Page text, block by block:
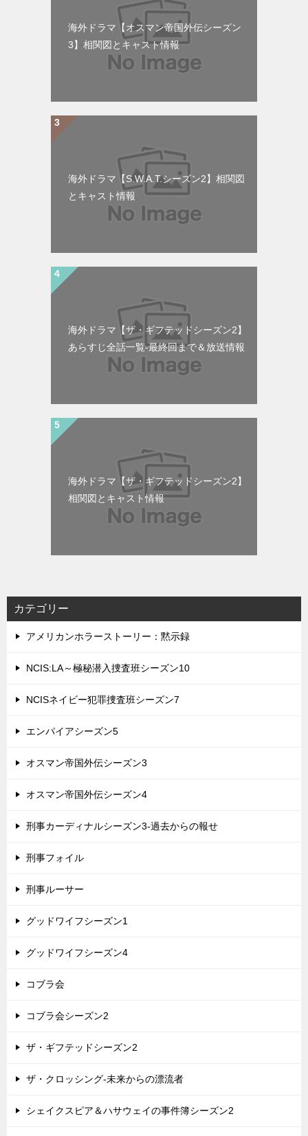
海外ドラマ【オスマン帝国外伝シーズン
3】相関図とキャスト情報
海外ドラマ【S.W.A.T.シーズン2】相関図
とキャスト情報
海外ドラマ【ザ・ギフテッドシーズン2】
あらすじ全話一覧-最終回まで＆放送情報
海外ドラマ【ザ・ギフテッドシーズン2】
相関図とキャスト情報
カテゴリー
アメリカンホラーストーリー：黙示録
NCIS:LA～極秘潜入捜査班シーズン10
NCISネイビー犯罪捜査班シーズン7
エンパイアシーズン5
オスマン帝国外伝シーズン3
オスマン帝国外伝シーズン4
刑事カーディナルシーズン3-過去からの報せ
刑事フォイル
刑事ルーサー
グッドワイフシーズン1
グッドワイフシーズン4
コブラ会
コブラ会シーズン2
ザ・ギフテッドシーズン2
ザ・クロッシング-未来からの漂流者
シェイクスピア＆ハサウェイの事件簿シーズン2